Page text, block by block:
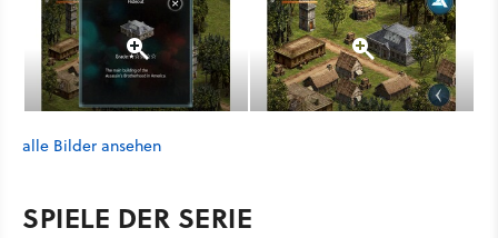
alle Bilder ansehen
SPIELE DER SERIE